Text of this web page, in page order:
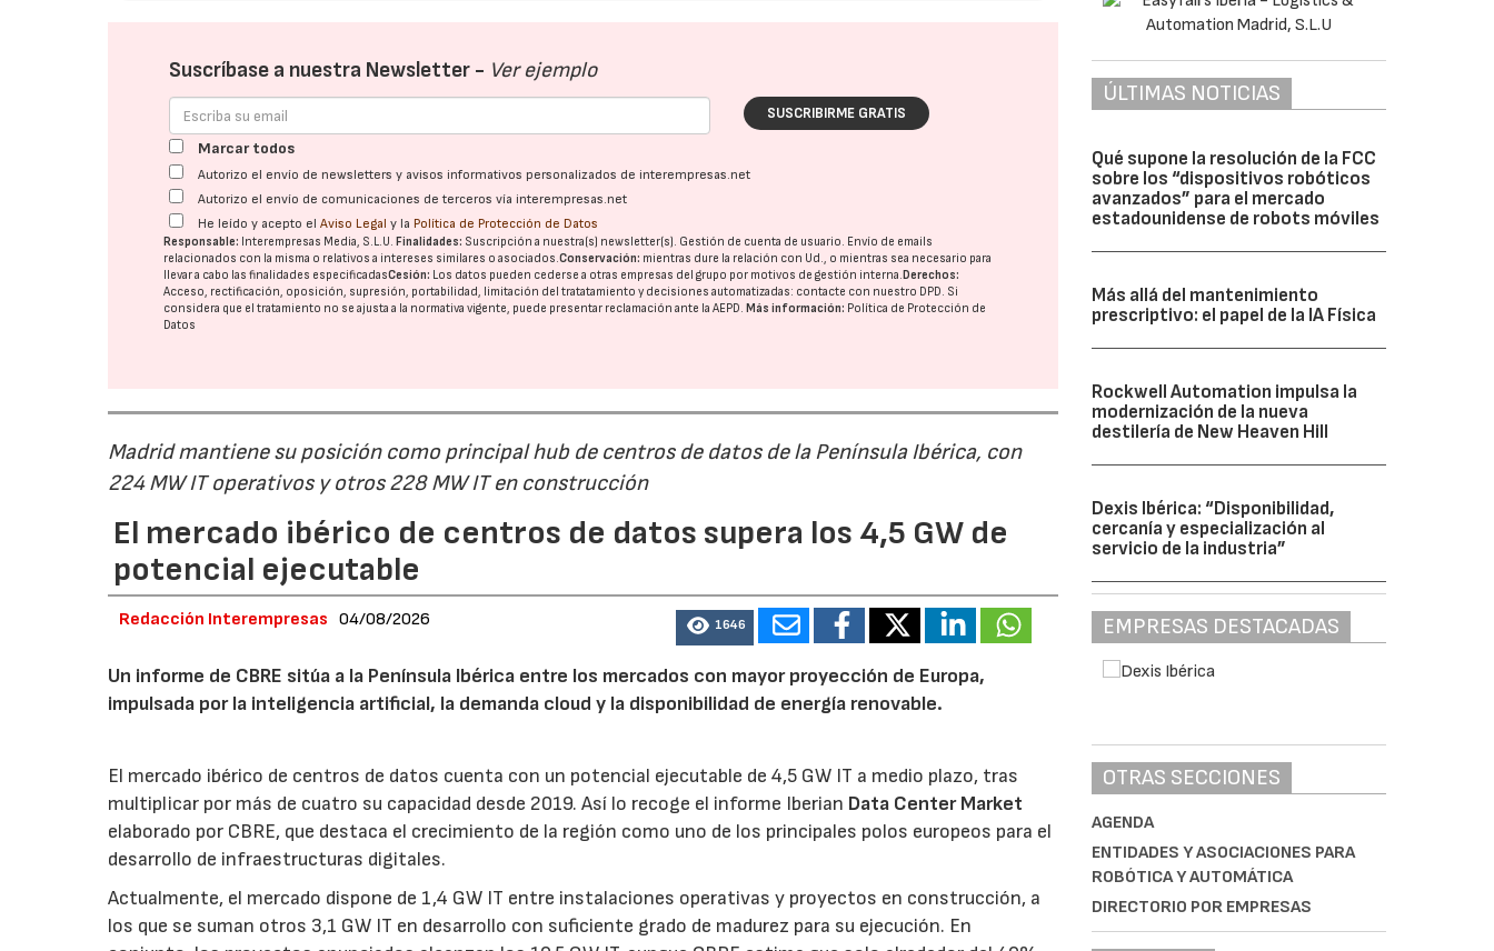
Suscríbase a nuestra Newsletter - Ver ejemplo
SUSCRIBIRME GRATIS
Marcar todos
Autorizo el envío de newsletters y avisos informativos personalizados de interempresas.net
Autorizo el envío de comunicaciones de terceros vía interempresas.net
He leído y acepto elAviso Legal y la Política de Protección de Datos
Responsable: Interempresas Media, S.L.U. Finalidades: Suscripción a nuestra(s) newsletter(s). Gestión de cuenta de usuario. Envío de emails
relacionados con la misma o relativos a intereses similares o asociados.Conservación: mientras dure la relación con Ud., o mientras sea necesario para
llevar a cabo las finalidades especificadasCesión: Los datos pueden cederse a otras empresas del grupo por motivos de gestión interna. Derechos:
Acceso, rectificación, oposición, supresión, portabilidad, limitación del tratatamiento y decisiones automatizadas: contacte con nuestro DPD. Si
considera que el tratamiento no se ajusta a la normativa vigente, puede presentar reclamación ante laAEPD. Más información: Política de Protección de
Datos
Madrid mantiene su posición como principal hub de centros de datos de la Península Ibérica, con
224 MW IT operativos y otros 228 MW IT en construcción
El mercado ibérico de centros de datos supera los 4,5 GW de
potencial ejecutable
Redacción Interempresas 04/08/2026 1646
Un informe de CBRE sitúa a la Península Ibérica entre los mercados con mayor proyección de Europa,
impulsada por la inteligencia artificial, la demanda cloud y la disponibilidad de energía renovable.
El mercado ibérico de centros de datos cuenta con un potencial ejecutable de 4,5 GW IT a medio plazo, tras
multiplicar por más de cuatro su capacidad desde 2019. Así lo recoge el informe Iberian Data Center Market
elaborado por CBRE, que destaca el crecimiento de la región como uno de los principales polos europeos para el
desarrollo de infraestructuras digitales.
Actualmente, el mercado dispone de 1,4 GW IT entre instalaciones operativas y proyectos en construcción, a
los que se suman otros 3,1 GW IT en desarrollo con suficiente grado de madurez para su ejecución. En
ÚLTIMAS NOTICIAS
Qué supone la resolución de la FCC
sobre los “dispositivos robóticos
avanzados” para el mercado
estadounidense de robots móviles
Más allá del mantenimiento
prescriptivo: el papel de la IA Física
Rockwell Automation impulsa la
modernización de la nueva
destilería de New Heaven Hill
Dexis Ibérica: “Disponibilidad,
cercanía y especialización al
servicio de la industria”
EMPRESAS DESTACADAS
OTRAS SECCIONES
AGENDA
ENTIDADES Y ASOCIACIONES PARA
ROBÓTICA Y AUTOMÁTICA
DIRECTORIO POR EMPRESAS